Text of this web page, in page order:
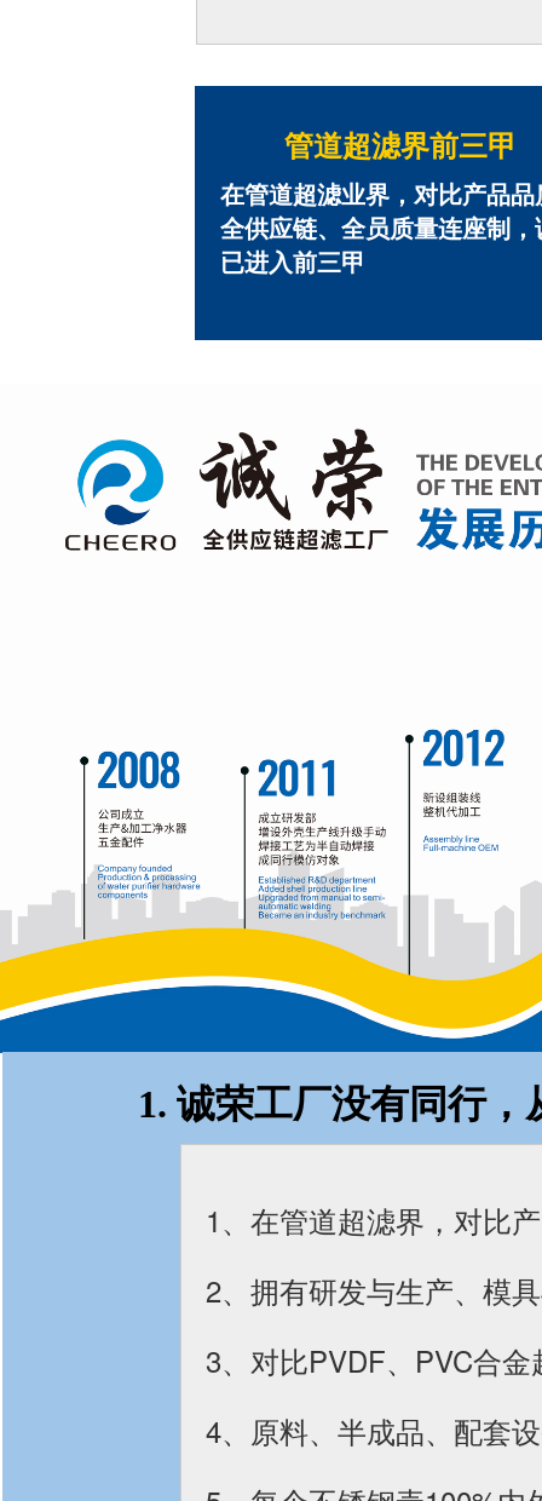
管道超滤界前三甲
在管道超滤业界，对比产品品
全供应链、全员质量连座制，
已进入前三甲
1. 诚荣工厂没有同行
1、在管道超滤界，对比
2、拥有研发与生产、模
3、对比PVDF、PVC合
4、原料、半成品、配套